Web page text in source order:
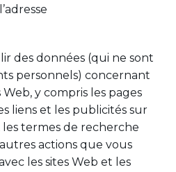
des données (qui ne sont
personnels) concernant
Web, y compris les pages
liens et les publicités sur
les termes de recherche
actions que vous
les sites Web et les